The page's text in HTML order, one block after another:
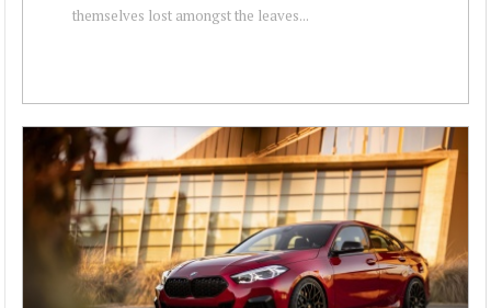
themselves lost amongst the leaves...